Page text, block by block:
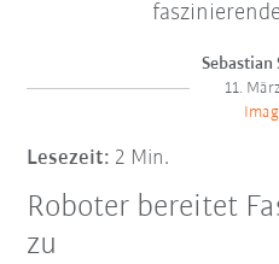
Sebastian
11.
Lesezeit: 2 Min.
Roboter bereitet
zu